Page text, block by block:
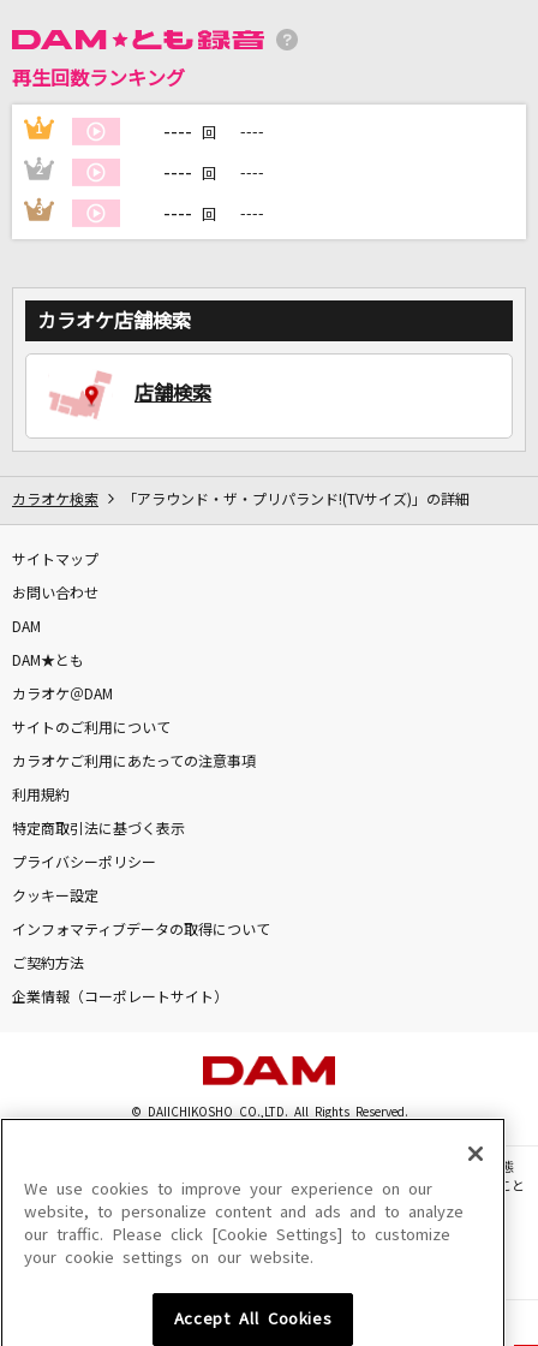
再生回数ランキング
1 ---- 回 ----
2 ---- 回 ----
3 ---- 回 ----
カラオケ店舗検索
店舗検索
カラオケ検索 「アラウンド・ザ・プリパランド!(TVサイズ)」の詳細
サイトマップ
お問い合わせ
DAM
DAM★とも
カラオケ＠DAM
サイトのご利用について
カラオケご利用にあたっての注意事項
利用規約
特定商取引法に基づく表示
プライバシーポリシー
クッキー設定
インフォマティブデータの取得について
ご契約方法
企業情報（コーポレートサイト）
© DAIICHIKOSHO CO.,LTD. All Rights Reserved.
このサイトに掲載されている一切の文章・画像・写真・動画・音声等を、手段や形態
を問わず、著作権法の定める範囲を超えて無断で複製、転載、ファイル化などすること
を禁じます。
楽曲及びコンテンツは、機種によりご利用いただけない場合があります。
楽曲及びコンテンツの配信日、配信内容が変更になる場合があります。
We use cookies to improve your experience on our
website, to personalize content and ads and to analyze
our traffic. Please click [Cookie Settings] to customize
your cookie settings on our website.
Accept All Cookies